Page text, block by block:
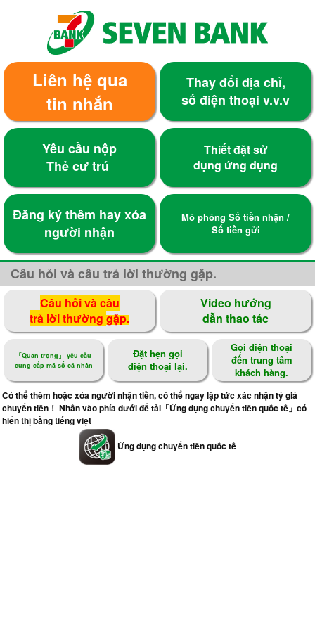
Liên hệ qua
tin nhắn
Thay đổi địa chỉ,
số điện thoại v.v.v
Yêu cầu nộp
Thẻ cư trú
Thiết đặt sử
dụng ứng dụng
Đăng ký thêm hay xóa
người nhận
Mô phỏng Số tiền nhận /
Số tiền gửi
Câu hỏi và câu trả lời thường gặp.
Câu hỏi và câu
trả lời thường gặp.
Video hướng
dẫn thao tác
「Quan trọng」 yêu cầu
cung cấp mã số cá nhân
Đặt hẹn gọi
điện thoại lại.
Gọi điện thoại
đến trung tâm
khách hàng.
Có thể thêm hoặc xóa người nhận tiền, có thể ngay lập tức xác nhận tỷ giá
chuyển tiền！ Nhấn vào phía dưới để tải「Ứng dụng chuyển tiền quốc tế」có
hiển thị bằng tiếng việt
Ứng dụng chuyển tiền quốc tế